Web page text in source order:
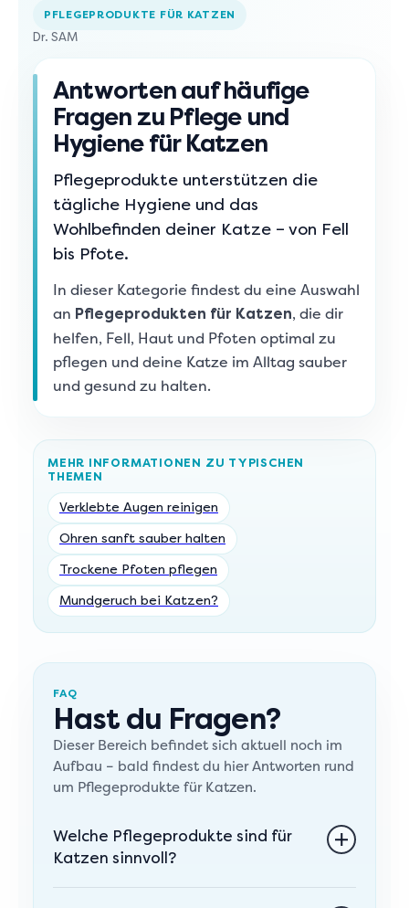
PFLEGEPRODUKTE FÜR KATZEN
Dr. SAM
Antworten auf häufige
Fragen zu Pflege und
Hygiene für Katzen
Pflegeprodukte unterstützen die
tägliche Hygiene und das
Wohlbefinden deiner Katze – von Fell
bis Pfote.
In dieser Kategorie findest du eine Auswahl
an Pflegeprodukten für Katzen, die dir
helfen, Fell, Haut und Pfoten optimal zu
pflegen und deine Katze im Alltag sauber
und gesund zu halten.
MEHR INFORMATIONEN ZU TYPISCHEN
THEMEN
Verklebte Augen reinigen
Ohren sanft sauber halten
Trockene Pfoten pflegen
Mundgeruch bei Katzen?
FAQ
Hast du Fragen?
Dieser Bereich befindet sich aktuell noch im
Aufbau – bald findest du hier Antworten rund
um Pflegeprodukte für Katzen.
Welche Pflegeprodukte sind für
Katzen sinnvoll?